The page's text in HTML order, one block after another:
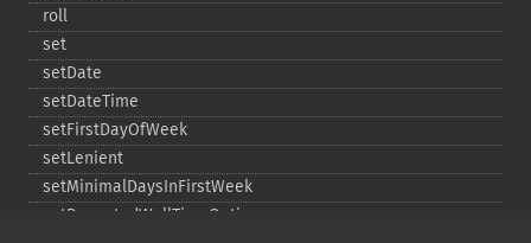
roll
set
setDate
setDateTime
setFirstDayOfWeek
setLenient
setMinimalDaysInFirstWeek
setRepeatedWallTimeOption